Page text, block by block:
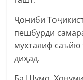
Ҷониби
пешбурди
мухталиф
диҳад.